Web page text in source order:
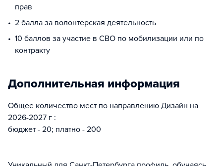
прав
2 балла за волонтерская деятельность
10 баллов за участие в СВО по мобилизации или по
контракту
Дополнительная информация
Общее количество мест по направлению Дизайн на
2026-2027 г :
бюджет - 20; платно - 200